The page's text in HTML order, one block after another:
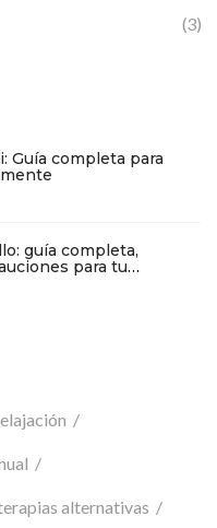
(3)
Guía completa para
guía completa,
para tu
alternativas